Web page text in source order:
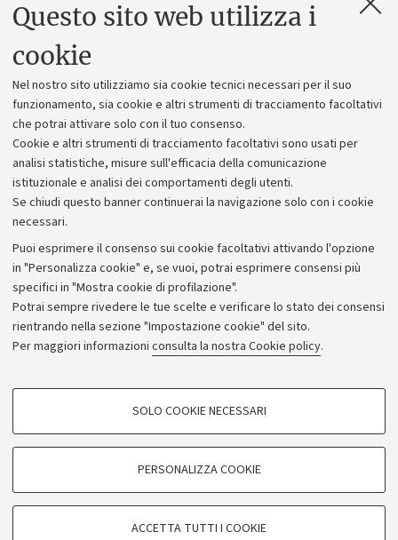
Questo sito web utilizza i
cookie
Nel nostro sito utilizziamo sia cookie tecnici necessari per il suo
funzionamento, sia cookie e altri strumenti di tracciamento facoltativi
che potrai attivare solo con il tuo consenso.
Cookie e altri strumenti di tracciamento facoltativi sono usati per
analisi statistiche, misure sull'efficacia della comunicazione
istituzionale e analisi dei comportamenti degli utenti.
Se chiudi questo banner continuerai la navigazione solo con i cookie
necessari.
Puoi esprimere il consenso sui cookie facoltativi attivando l'opzione
in "Personalizza cookie" e, se vuoi, potrai esprimere consensi più
specifici in "Mostra cookie di profilazione".
Potrai sempre rivedere le tue scelte e verificare lo stato dei consensi
rientrando nella sezione "Impostazione cookie" del sito.
Per maggiori informazioni consulta la nostra Cookie policy.
COOKIE DI PROFILAZIONE - FACOLTATIVI
COOKIE TECNICI - NECESSARI
SOLO COOKIE NECESSARI
PERSONALIZZA COOKIE
ACCETTA TUTTI I COOKIE
Contatti e PEC
Alumni community
Piano strategico
Bilanci
Donazioni e 5x1000
Bandi, gare e concorsi
Albo online
Amministrazione trasparente
Atti di notifica
Informazioni sul sito e accessibilità
Dichiarazione di accessibilità
Privacy e note legali
Impostazioni Cookie
©Copyright 2026 - ALMA MATER STUDIORUM - Università di
Bologna - Via Zamboni,33 - 40126Bologna - PI: